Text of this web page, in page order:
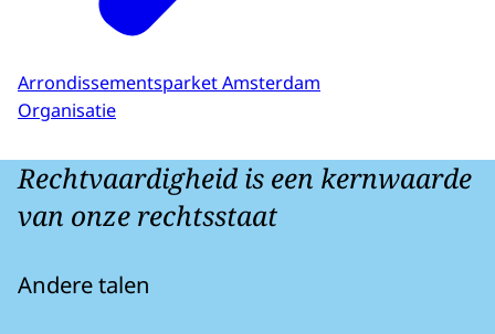
Arrondissementsparket Amsterdam
Organisatie
Rechtvaardigheid is een kernwaarde
van onze rechtsstaat
Andere talen